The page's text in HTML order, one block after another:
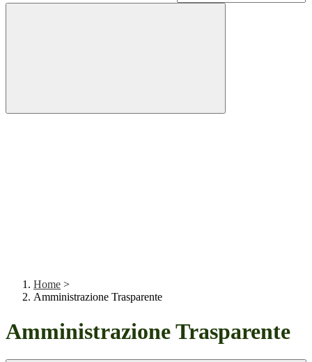
Home >
Amministrazione Trasparente
Amministrazione Trasparente